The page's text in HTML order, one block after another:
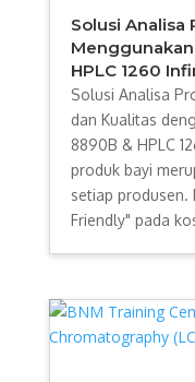
Solusi Analisa
HPLC 1260
Solusi Analisa
dan Kualitas
8890B & HPLC
produk bayi
setiap produsen.
Friendly" pada